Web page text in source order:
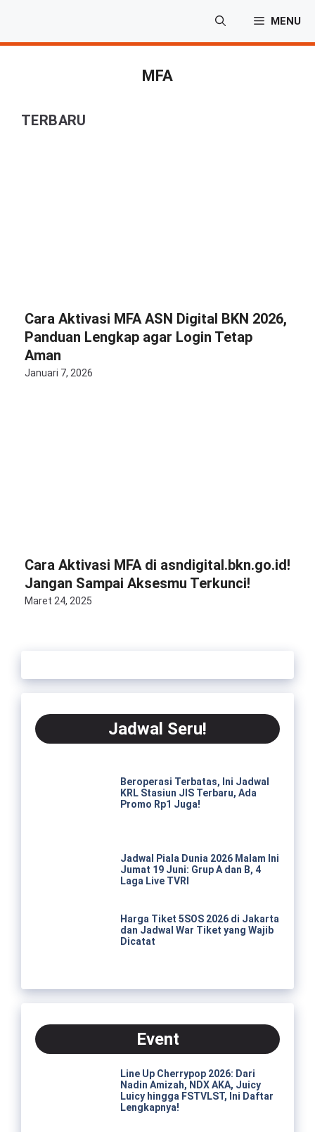
isi
MENU
MFA
TERBARU
Cara Aktivasi MFA ASN Digital BKN 2026,
Panduan Lengkap agar Login Tetap
Aman
Januari 7, 2026
Cara Aktivasi MFA di asndigital.bkn.go.id!
Jangan Sampai Aksesmu Terkunci!
Maret 24, 2025
Jadwal Seru!
Beroperasi Terbatas, Ini Jadwal
KRL Stasiun JIS Terbaru, Ada
Promo Rp1 Juga!
Jadwal Piala Dunia 2026 Malam Ini
Jumat 19 Juni: Grup A dan B, 4
Laga Live TVRI
Harga Tiket 5SOS 2026 di Jakarta
dan Jadwal War Tiket yang Wajib
Dicatat
Event
Line Up Cherrypop 2026: Dari
Nadin Amizah, NDX AKA, Juicy
Luicy hingga FSTVLST, Ini Daftar
Lengkapnya!